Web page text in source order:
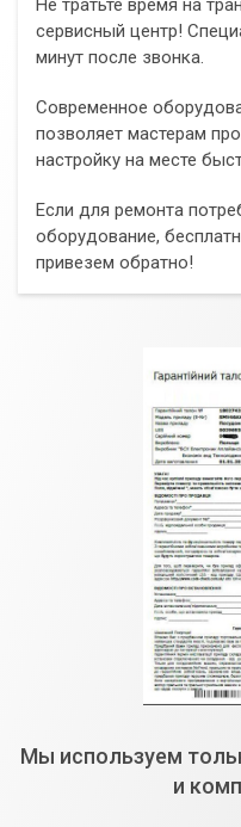
Не тратьте время на
сервисный центр!
минут после звонка.
Современное
позволяет мастерам
настройку на месте
Если для ремонта
оборудование,
привезем обратно!
Мы используем
и